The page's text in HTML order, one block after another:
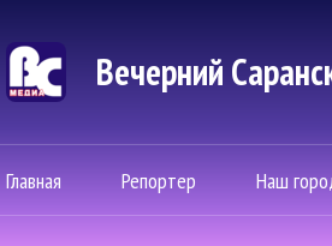
Вечерний
Главная Репортер Наш